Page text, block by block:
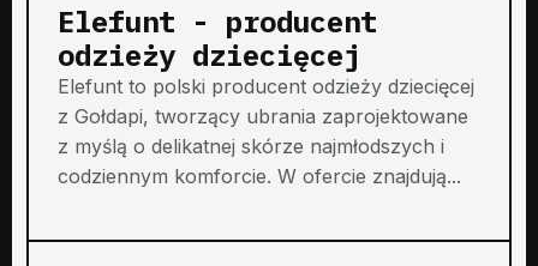
Elefunt - producent
odzieży dziecięcej
Elefunt to polski producent odzieży dziecięcej
z Gołdapi, tworzący ubrania zaprojektowane
z myślą o delikatnej skórze najmłodszych i
codziennym komforcie. W ofercie znajdują...